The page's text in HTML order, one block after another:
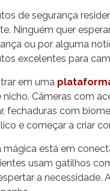
de segurança
Ninguém quer
ou por alguma
excelentes para
em uma
nicho. Câmeras com
fechaduras com
e começar a criar
mágica está em
usam gatilhos
a necessidade.